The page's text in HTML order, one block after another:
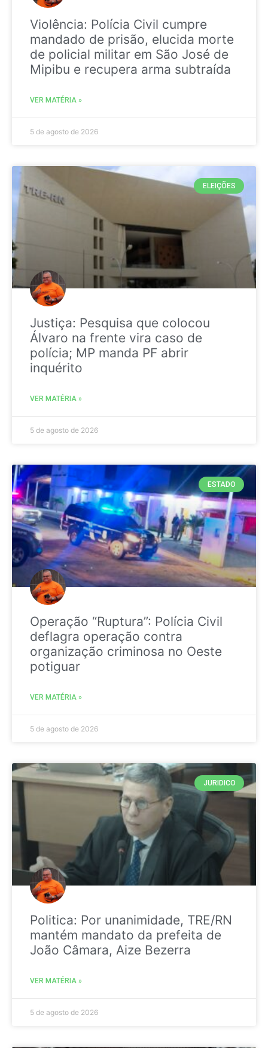
Violência: Polícia Civil cumpre
mandado de prisão, elucida morte
de policial militar em São José de
Mipibu e recupera arma subtraída
VER MATÉRIA »
5 de agosto de 2026
ELEIÇÕES
Justiça: Pesquisa que colocou
Álvaro na frente vira caso de
polícia; MP manda PF abrir
inquérito
VER MATÉRIA »
5 de agosto de 2026
ESTADO
Operação “Ruptura”: Polícia Civil
deflagra operação contra
organização criminosa no Oeste
potiguar
VER MATÉRIA »
5 de agosto de 2026
JURIDICO
Politica: Por unanimidade, TRE/RN
mantém mandato da prefeita de
João Câmara, Aize Bezerra
VER MATÉRIA »
5 de agosto de 2026